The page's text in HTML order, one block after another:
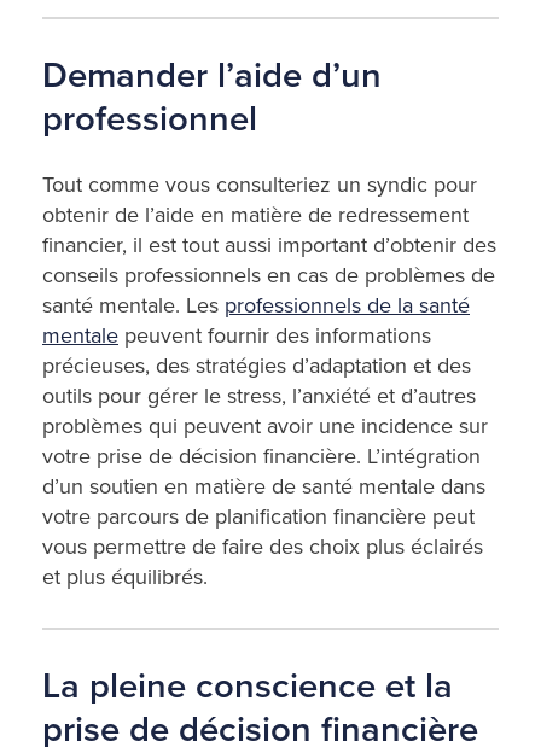
Demander l’aide d’un
professionnel
Tout comme vous consulteriez un syndic pour
obtenir de l’aide en matière de redressement
financier, il est tout aussi important d’obtenir des
conseils professionnels en cas de problèmes de
santé mentale. Les professionnels de la santé
mentale peuvent fournir des informations
précieuses, des stratégies d’adaptation et des
outils pour gérer le stress, l’anxiété et d’autres
problèmes qui peuvent avoir une incidence sur
votre prise de décision financière. L’intégration
d’un soutien en matière de santé mentale dans
votre parcours de planification financière peut
vous permettre de faire des choix plus éclairés
et plus équilibrés.
La pleine conscience et la
prise de décision financière